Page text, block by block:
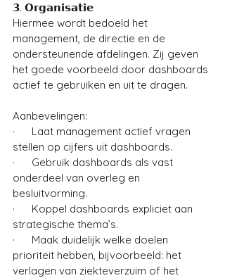
𝟯. 𝗢𝗿𝗴𝗮𝗻𝗶𝘀𝗮𝘁𝗶𝗲
Hiermee wordt bedoeld het
management, de directie en de
ondersteunende afdelingen. Zij geven
het goede voorbeeld door dashboards
actief te gebruiken en uit te dragen.
Aanbevelingen:
·      Laat management actief vragen
stellen op cijfers uit dashboards.
·      Gebruik dashboards als vast
onderdeel van overleg en
besluitvorming.
·      Koppel dashboards expliciet aan
strategische thema’s.
·      Maak duidelijk welke doelen
prioriteit hebben, bijvoorbeeld: het
verlagen van ziekteverzuim of het